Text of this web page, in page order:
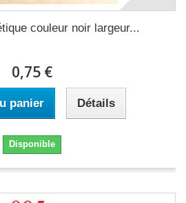
couleur noir largeur...
0,75 €
panier Détails
Disponible